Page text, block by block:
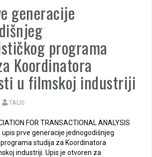
generacije
programa
Koordinatora
u filmskoj industriji
TAUS
FOR TRANSACTIONAL ANALYSIS
upis prve generacije jednogodišnjeg
studija za Koordinatora
industriji. Upis je otvoren za